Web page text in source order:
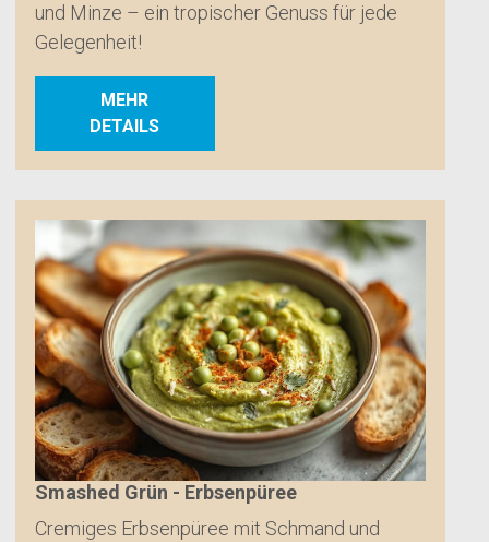
und Minze – ein tropischer Genuss für jede
Gelegenheit!
MEHR
DETAILS
Smashed Grün - Erbsenpüree
Cremiges Erbsenpüree mit Schmand und